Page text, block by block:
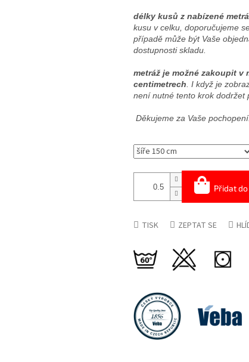
Přidat
délky kusů z nabízené
kusu v celku, doporučujeme
případě může být Vaše
dostupnosti skladu.
metráž je možné zakoupit v
centimetrech. I když je
není nutné tento krok dodržet
Děkujeme za Vaše pochopení.
TISK ZEPTAT SE